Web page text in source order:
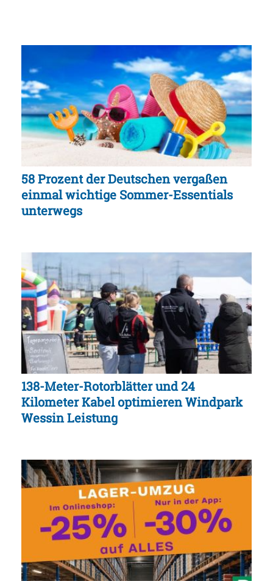
58 Prozent der Deutschen vergaßen
einmal wichtige Sommer-Essentials
unterwegs
138-Meter-Rotorblätter und 24
Kilometer Kabel optimieren Windpark
Wessin Leistung